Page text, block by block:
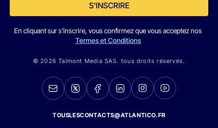
S'INSCRIRE
En cliquant sur s'inscrire, vous confirmez que vous acceptez nos
Termes et Conditions
© 2026 Talmont Media SAS. tous droits réservés.
TOUSLESCONTACTS@ATLANTICO.FR